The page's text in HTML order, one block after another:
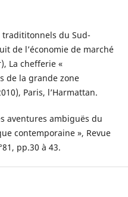
tradititonnels du Sud-
de l’économie de marché
La chefferie «
de la grande zone
Paris, l’Harmattan.
aventures ambiguës du
contemporaine », Revue
pp.30 à 43.